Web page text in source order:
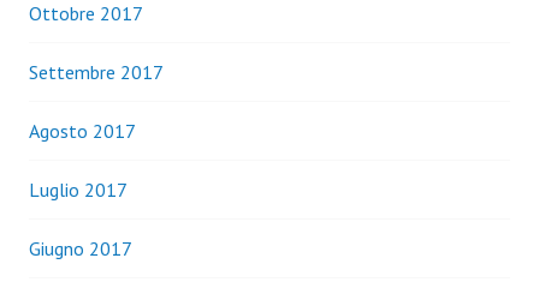
Ottobre 2017
Settembre 2017
Agosto 2017
Luglio 2017
Giugno 2017